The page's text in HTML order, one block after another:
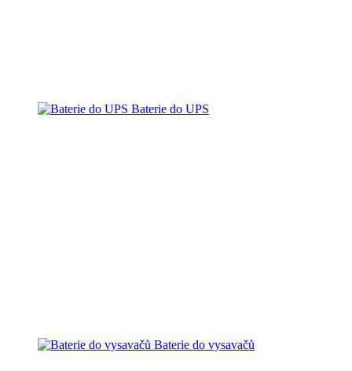
Baterie do UPS
Baterie do vysavačů